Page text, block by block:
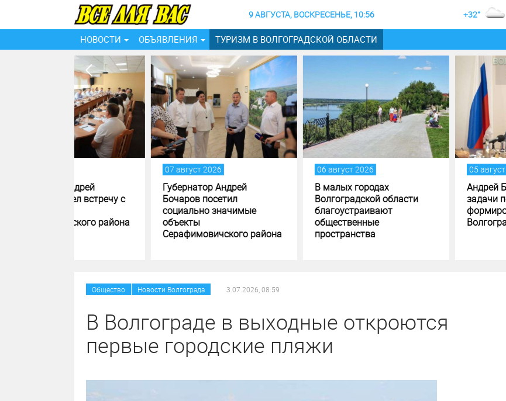
9 АВГУСТА, ВОСКРЕСЕНЬЕ, 10:56 +32°
НОВОСТИ ОБЪЯВЛЕНИЯ ТУРИЗМ В ВОЛГОГРАДСКОЙ ОБЛАСТИ
Губернатор Андрей
Бочаров посетил
социально значимые
объекты
Серафимовичского района
В малых городах
Волгоградской области
благоустраивают
пространства
Андрей Бочаров поставил
задачи по исполнению и
формированию бюджета
Волгоградской области
Общество Новости Волгограда 3.07.2026, 08:59
В Волгограде в выходные откроются
первые городские пляжи